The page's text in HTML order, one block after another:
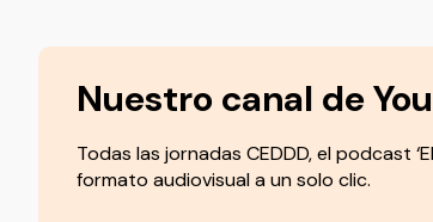
Nuestro canal de
Todas las jornadas CEDDD, el podcast
formato audiovisual a un solo clic.